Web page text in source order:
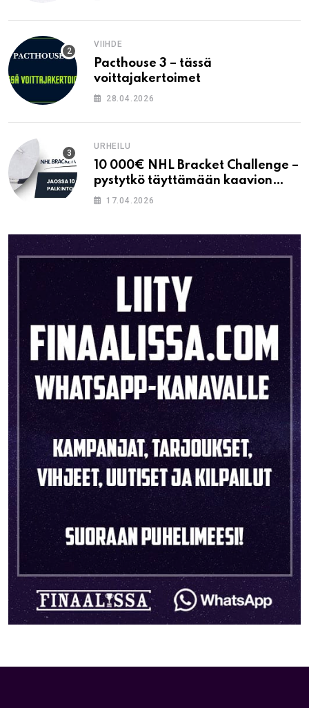
VIIHDE
Pacthouse 3 – tässä
voittajakertoimet
28.04.2026
URHEILU
10 000€ NHL Bracket Challenge –
pystytkö täyttämään kaavion
oikein?
17.04.2026